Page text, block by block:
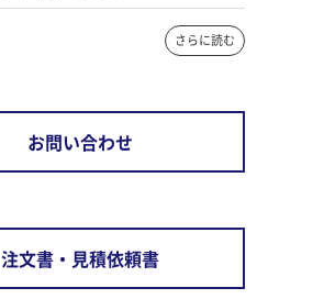
さらに読む
お問い合わせ
注文書・見積依頼書